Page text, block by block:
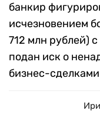
банкир
исчезновением
712 млн рублей)
подан иск о
бизнес-